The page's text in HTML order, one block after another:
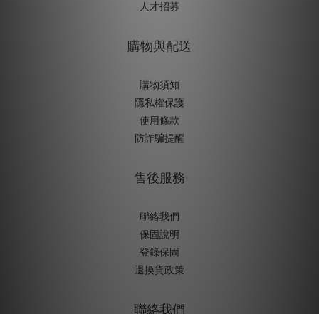
人才招募
購物與配送
購物須知
隱私權保護
使用條款
防詐騙提醒
售後服務
聯絡我們
保固說明
登錄保固
退換貨政策
聯絡我們